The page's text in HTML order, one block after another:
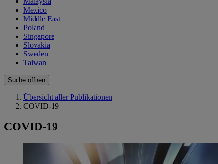
Mexico
Middle East
Poland
Singapore
Slovakia
Sweden
Taiwan
Suche öffnen
Übersicht aller Publikationen
COVID-19
COVID-19